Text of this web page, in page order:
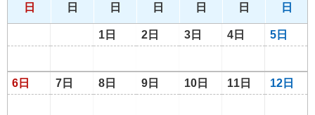
日
日
日
日
日
日
日
1日 2日 3日 4日 5日
6日 7日 8日 9日 10日 11日 12日